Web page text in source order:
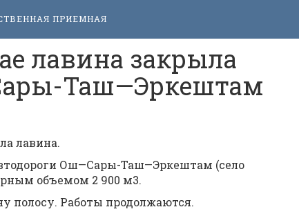
ПРИЕМНАЯ
лавина закрыла
Таш—Эркештам
лавина.
Ош—Сары-Таш—Эркештам (село
объемом 2 900 м3.
полосу. Работы продолжаются.